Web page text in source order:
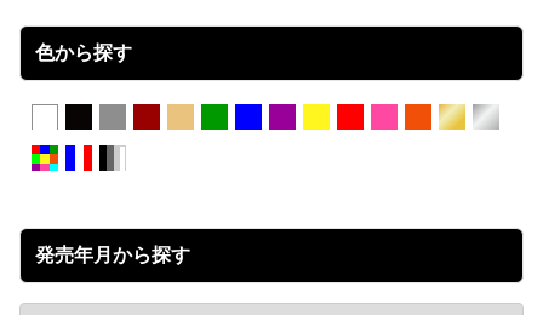
色から探す
発売年月から探す